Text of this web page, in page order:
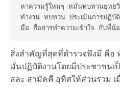
หาความรู้ใหม่ๆ หมั่นทบทวนยุทธ
ทำงาน ทบทวน ประเมินการปฏิบั
มือ สื่อสารทำความเข้าใจ กับพี่น้อ
สิ่งสำคัญที่สุดที่ตำรวจพึงมี คือ
มั่นปฏิบัติงานโดยมีประชาชนเ
สละ สามัคคี อุทิศให้ส่วนรวม เ